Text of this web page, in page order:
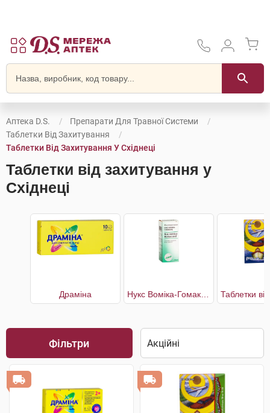
Аптека D.S.
Препарати Для Травної Системи
Таблетки Від Захитування
Таблетки Від Захитування У Східнеці
Таблетки від захитування у
Східнеці
Драміна
Фільтри